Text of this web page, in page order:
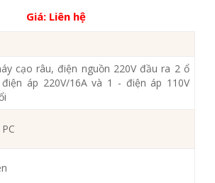
Giá: Liên hệ
cạo râu, điện nguồn 220V đầu ra 2 ổ
áp 220V/16A và 1 - điện áp 110V